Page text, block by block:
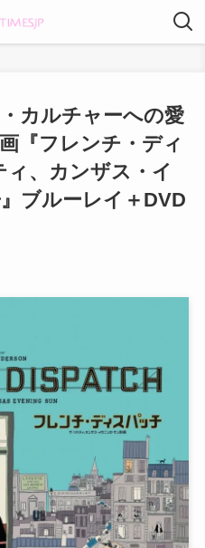
カルチャーへの愛
『フレンチ・ディ
、カンザス・イ
ブルーレイ＋DVD